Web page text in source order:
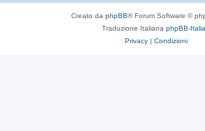
Creato da phpBB® Forum Software ©
Traduzione Italiana phpBB-
Privacy | Condizioni